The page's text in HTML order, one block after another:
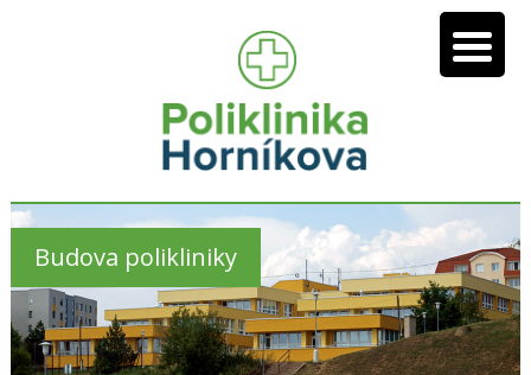
Budova polikliniky